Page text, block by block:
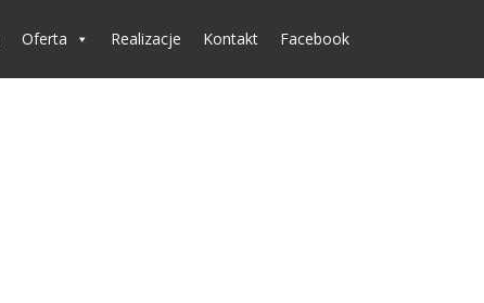
Oferta Realizacje Kontakt Facebook